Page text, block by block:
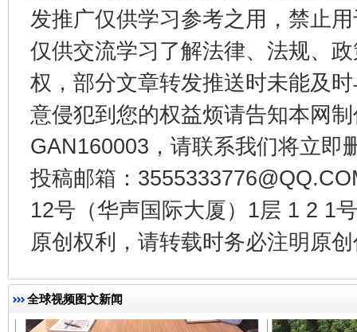
发推广仅供学习参考之用，禁止
仅供交流学习了解法律、法规、
权，部分文章转发推送时未能及
意侵犯到您的权益烦请告知本网
GAN160003，请联系我们将立即
投稿邮箱：
12号（华声国际大厦）1层 1 2 1
原创权利，请转载时务必注明原
全球视频图文新闻
千年窑火 生生不息 一
揭开“小金库”的免责幌子